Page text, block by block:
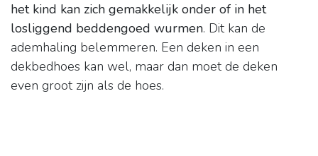
het kind kan zich gemakkelijk onder of in het
losliggend beddengoed wurmen. Dit kan de
ademhaling belemmeren. Een deken in een
dekbedhoes kan wel, maar dan moet de deken
even groot zijn als de hoes.